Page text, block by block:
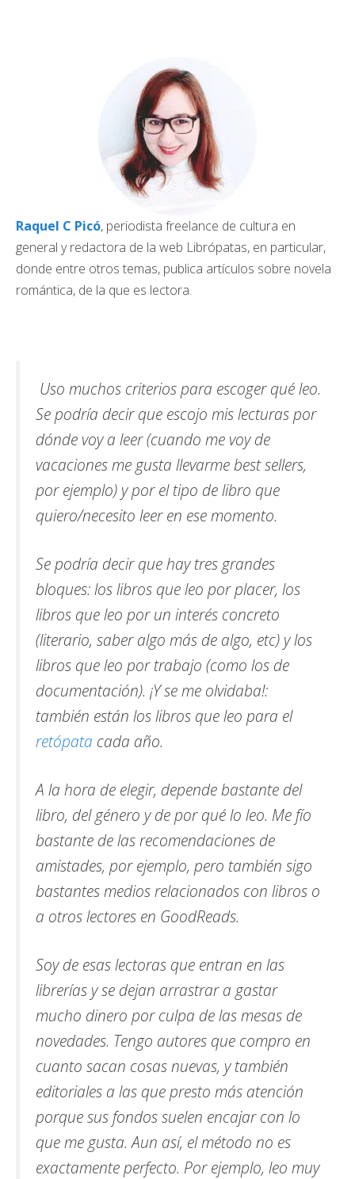
Raquel C Picó, periodista freelance de cultura en
general y redactora de la web Librópatas, en particular,
donde entre otros temas, publica artículos sobre novela
romántica, de la que es lectora.
Uso muchos criterios para escoger qué leo.
Se podría decir que escojo mis lecturas por
dónde voy a leer (cuando me voy de
vacaciones me gusta llevarmebest sellers,
por ejemplo) y por el tipo de libro que
quiero/necesito leer en ese momento.
Se podría decir que hay tres grandes
bloques: los libros que leo por placer, los
libros que leo por un interés concreto
(literario, saber algo más de algo, etc) y los
libros que leo por trabajo (como los de
documentación). ¡Y se me olvidaba!:
también están los libros que leo para el
retópata cada año.
A la hora de elegir, depende bastante del
libro, del género y de por qué lo leo. Me fío
bastante de las recomendaciones de
amistades, por ejemplo, pero también sigo
bastantes medios relacionados con libros o
a otros lectores en GoodReads.
Soy de esas lectoras que entran en las
librerías y se dejan arrastrar a gastar
mucho dinero por culpa de las mesas de
novedades. Tengo autores que compro en
cuanto sacan cosas nuevas, y también
editoriales a las que presto más atención
porque sus fondos suelen encajar con lo
que me gusta. Aun así, el método no es
exactamente perfecto. Por ejemplo, leo muy